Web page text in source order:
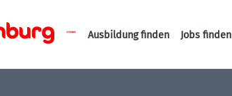
Ausbildung finden Jobs finden